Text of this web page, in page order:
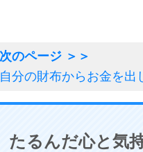
自分の財布からお金を出
たるんだ心と気